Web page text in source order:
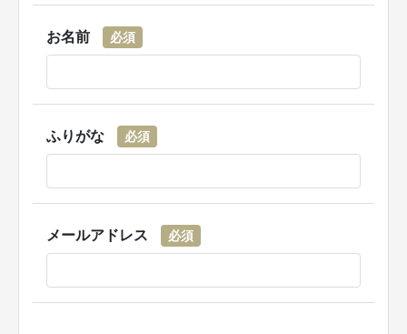
お名前 必須
ふりがな 必須
メールアドレス 必須